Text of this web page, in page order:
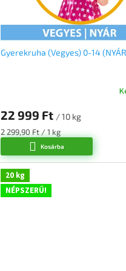
Gyerekruha (Vegyes) 0-14
22 999 Ft / 10 kg
Egységár:
2 299,90 Ft / 1 kg
Kosárba
20 kg
NÉPSZERŰ!